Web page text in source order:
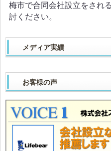
梅市で合同会社設立をされ
討ください。
メディア実績
お客様の声